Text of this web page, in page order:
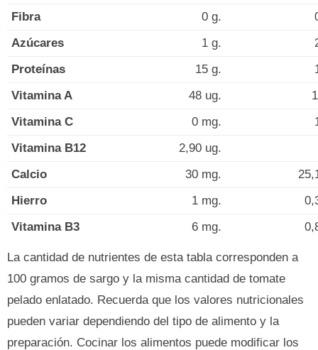
Fibra
0 g.
Azúcares
1 g.
Proteínas
15 g.
Vitamina A
48 ug.
Vitamina C
0 mg.
Vitamina B12
2,90 ug.
Calcio
30 mg.
Hierro
1 mg.
Vitamina B3
6 mg.
La cantidad de nutrientes de esta tabla corresponden a
100 gramos de sargo y la misma cantidad de tomate
pelado enlatado. Recuerda que los valores nutricionales
pueden variar dependiendo del tipo de alimento y la
preparación. Cocinar los alimentos puede modificar los